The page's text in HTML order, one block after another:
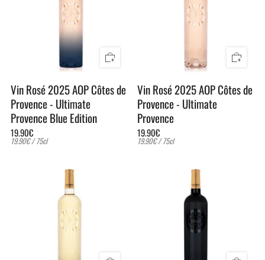
Vin Rosé 2025 AOP Côtes de
Provence - Ultimate
Provence Blue Edition
19.90€
Prix
19.90€/ par
75cl
Vin Rosé 2025 AOP Côtes de
Provence - Ultimate
Provence
19.90€
Prix
19.90€/par
75cl